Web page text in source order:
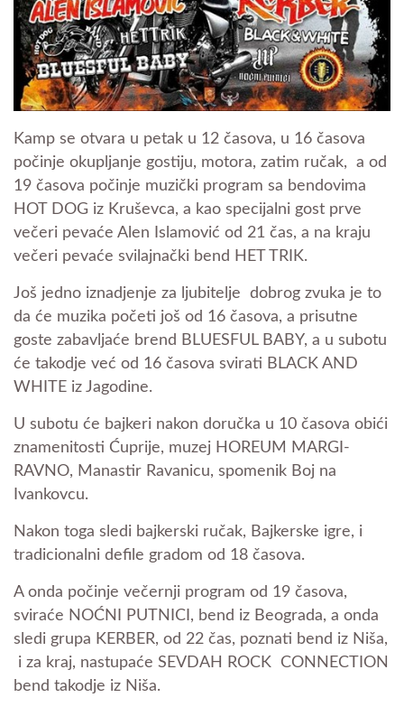
Kamp se otvara u petak u 12 časova, u 16 časova
počinje okupljanje gostiju, motora, zatim ručak, a od
19 časova počinje muzički program sa bendovima
HOT DOG iz Kruševca, a kao specijalni gost prve
večeri pevaće Alen Islamović od 21 čas, a na kraju
večeri pevaće svilajnački bend HET TRIK.
Još jedno iznadjenje za ljubitelje dobrog zvuka je to
da će muzika početi još od 16 časova, a prisutne
goste zabavljaće brend BLUESFUL BABY, a u subotu
će takodje već od 16 časova svirati BLACK AND
WHITE iz Jagodine.
U subotu će bajkeri nakon doručka u 10 časova obići
znamenitosti Ćuprije, muzej HOREUM MARGI-
RAVNO, Manastir Ravanicu, spomenik Boj na
Ivankovcu.
Nakon toga sledi bajkerski ručak, Bajkerske igre, i
tradicionalni defile gradom od 18 časova.
A onda počinje večernji program od 19 časova,
sviraće NOĆNI PUTNICI, bend iz Beograda, a onda
sledi grupa KERBER, od 22 čas, poznati bend iz Niša,
i za kraj, nastupaće SEVDAH ROCK CONNECTION
bend takodje iz Niša.